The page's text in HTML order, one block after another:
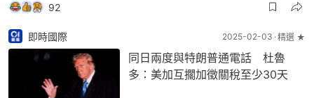
92
即時國際 2025-02-03 精選 ★
同日兩度與特朗普通電話 杜魯
多：美加互擱加徵關稅至少30天